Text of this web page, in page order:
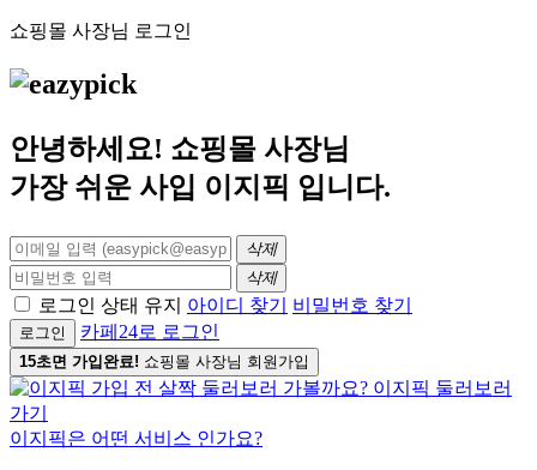
쇼핑몰 사장님 로그인
안녕하세요! 쇼핑몰 사장님
가장 쉬운 사입 이지픽 입니다.
삭제
삭제
로그인 상태 유지 아이디 찾기 비밀번호 찾기
로그인 카페24로 로그인
15초면 가입완료! 쇼핑몰 사장님 회원가입
이지픽은 어떤 서비스 인가요?